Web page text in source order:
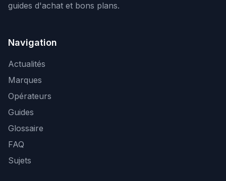
guides d'achat et bons plans.
Navigation
Actualités
Marques
Opérateurs
Guides
Glossaire
FAQ
Sujets